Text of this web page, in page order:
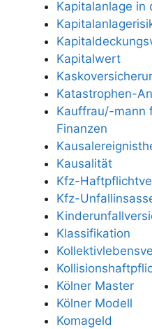
Kapitalanlage in
Kapitalwert
Katastrophen-
Kauffrau/-mann
Finanzen
Kausalität
Kfz-
Kfz-
Klassifikation
Kölner Master
Kölner Modell
Komageld